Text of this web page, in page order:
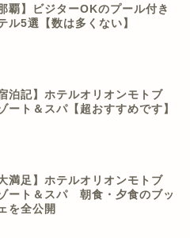
那覇】ビジターOKのプール付き
ル5選【数は多くない】
宿泊記】ホテルオリオンモトブ
ート＆スパ【超おすすめです】
大満足】ホテルオリオンモトブ
ート＆スパ 朝食・夕食のブッ
を全公開